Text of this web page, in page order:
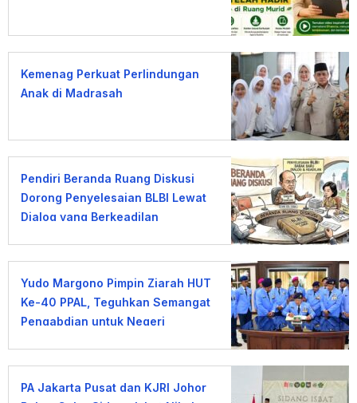
Kemenag Perkuat Perlindungan
Anak di Madrasah
Pendiri Beranda Ruang Diskusi
Dorong Penyelesaian BLBI Lewat
Dialog yang Berkeadilan
Yudo Margono Pimpin Ziarah HUT
Ke-40 PPAL, Teguhkan Semangat
Pengabdian untuk Negeri
PA Jakarta Pusat dan KJRI Johor